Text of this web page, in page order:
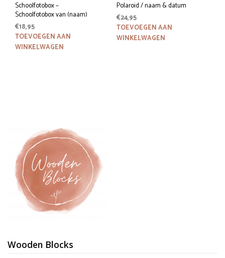
Schoolfotobox –
Schoolfotobox van (naam)
€18,95
TOEVOEGEN AAN
WINKELWAGEN
Polaroid / naam & datum
€24,95
TOEVOEGEN AAN
WINKELWAGEN
Wooden Blocks